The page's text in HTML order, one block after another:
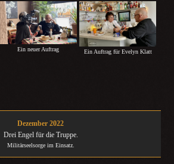
Ein neuer Auftrag Ein Auftrag für Evelyn Klatt
Dezember 2022
Drei Engel für die Truppe.
Militärseelsorge im Einsatz.